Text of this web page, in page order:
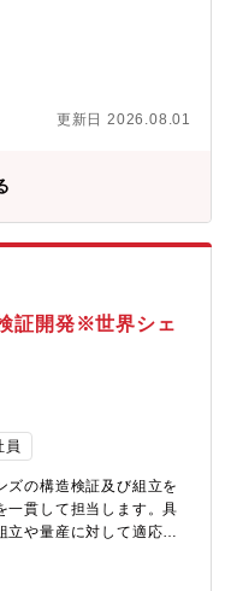
装置市場も継続的な成長
めには、光学技術の進化
います。【組織の強み／
技術のブレークスルーが
ローバル競争を勝ち抜く
らに、チームメンバーと
です。自らが開発した技
とで、グローバルに活
キャリアパス】●入社後
・設計フローの習得光学
進●入社後3～5年開発テー
光学、制御、システム
務を担当プロジェクト
い、チームを牽引●将来
設計を担う技術リーダー
術開発を主導希望や適
ェクトの状況に応じて、
る光学系（座標計測、フ
を設計） ③照明光学系
均一光照射光学系（高出
学設計）【募集背景】半
市場の成長に伴い急拡大
装置を開発・販売し社会
められるさらなる高性
光装置/フラットパネルデ
技術者を募集いたしま
たが培ってきた技術・
せんか？住みよさラン
一緒に活躍していただけ
】5名程度のチームで協力
でも前向きでチャレン
トウェア系の技術者と
も身につけることがで
置の開発・設計を通じ
ます。また、顧客と直
客から直接フィードバッ
きます。顧客は国内だ
れば海外出張も多く経験
更新日 2026.08.01
証開発※世界シェ
員
ズの構造検証及び組立を
一貫して担当します。具
立や量産に対して適応性
ションを行い評価をして